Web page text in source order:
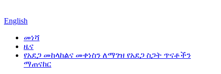
English
መነሻ
ዜና
የአደጋ መከላከልና መቀነስን ለማገዝ የአደጋ ስጋት ጥናቶችን
ማጠናከር